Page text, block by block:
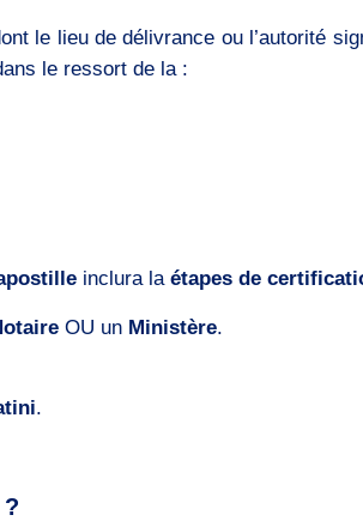
le lieu de délivrance ou l’autorité
le ressort de la :
inclura la étapes de
OU un Ministère.
.